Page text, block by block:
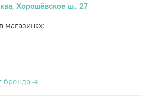
Хорошёвское ш., 27
магазинах:
бренда →